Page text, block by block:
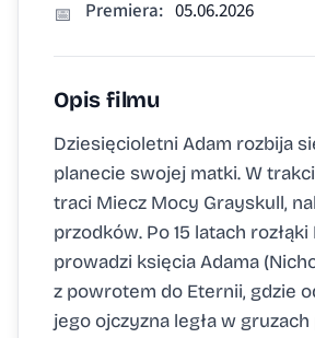
📅 Premiera: 05.06.2026
Opis filmu
Dziesięcioletni Adam rozbija
planecie swojej matki. W
traci Miecz Mocy Grayskull,
przodków. Po 15 latach
prowadzi księcia Adama
z powrotem do Eternii, gdzie
jego ojczyzna legła w gruzach